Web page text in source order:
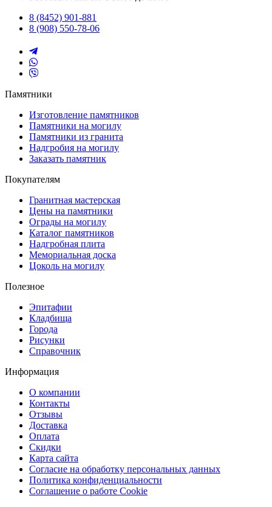
8 (8452) 901-881
8 (908) 550-78-06
Памятники
Изготовление памятников
Памятники на могилу
Памятники из гранита
Надгробия на могилу
Заказать памятник
Покупателям
Гранитная мастерская
Цены на памятники
Ограды на могилу
Каталог памятников
Надгробная плита
Мемориальная доска
Цоколь на могилу
Полезное
Эпитафии
Кладбища
Города
Рисунки
Справочник
Информация
О компании
Контакты
Отзывы
Доставка
Оплата
Скидки
Карта сайта
Согласие на обработку персональных данных
Политика конфиденциальности
Соглашение о работе Cookie